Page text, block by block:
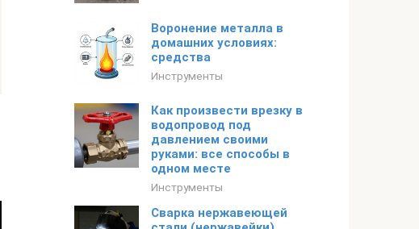
Воронение металла в
домашних условиях:
средства
Инструменты
Как произвести врезку в
водопровод под
давлением своими
руками: все способы в
одном месте
Инструменты
Сварка нержавеющей